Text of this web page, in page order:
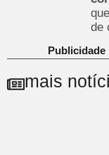
de
Publicidade
mais